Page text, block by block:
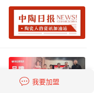
我要加盟